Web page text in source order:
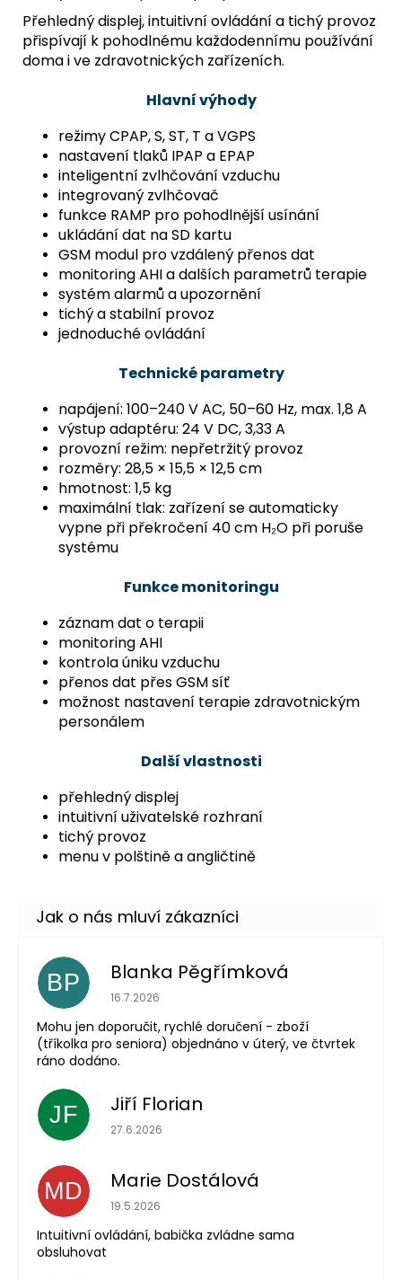
Přehledný displej, intuitivní ovládání a tichý provoz
přispívají k pohodlnému každodennímu používání
doma i ve zdravotnických zařízeních.
Hlavní výhody
režimy CPAP, S, ST, T a VGPS
nastavení tlaků IPAP a EPAP
inteligentní zvlhčování vzduchu
integrovaný zvlhčovač
funkce RAMP pro pohodlnější usínání
ukládání dat na SD kartu
GSM modul pro vzdálený přenos dat
monitoring AHI a dalších parametrů terapie
systém alarmů a upozornění
tichý a stabilní provoz
jednoduché ovládání
Technické parametry
napájení: 100–240 V AC, 50–60 Hz, max. 1,8 A
výstup adaptéru: 24 V DC, 3,33 A
provozní režim: nepřetržitý provoz
rozměry: 28,5 × 15,5 × 12,5 cm
hmotnost: 1,5 kg
maximální tlak: zařízení se automaticky
vypne při překročení 40 cm H₂O při poruše
systému
Funkce monitoringu
záznam dat o terapii
monitoring AHI
kontrola úniku vzduchu
přenos dat přes GSM síť
možnost nastavení terapie zdravotnickým
personálem
Další vlastnosti
přehledný displej
intuitivní uživatelské rozhraní
tichý provoz
menu v polštině a angličtině
BP Blanka Pěgřímková
Hodnocení obchodu je 5 z 5 hvězdiček.
16.7.2026
Mohu jen doporučit, rychlé doručení - zboží
(tříkolka pro seniora) objednáno v úterý, ve čtvrtek
ráno dodáno.
JF Jiří Florian
Hodnocení obchodu je 5 z 5 hvězdiček.
27.6.2026
MD Marie Dostálová
Hodnocení obchodu je 5 z 5 hvězdiček.
19.5.2026
Intuitivní ovládání, babička zvládne sama
obsluhovat